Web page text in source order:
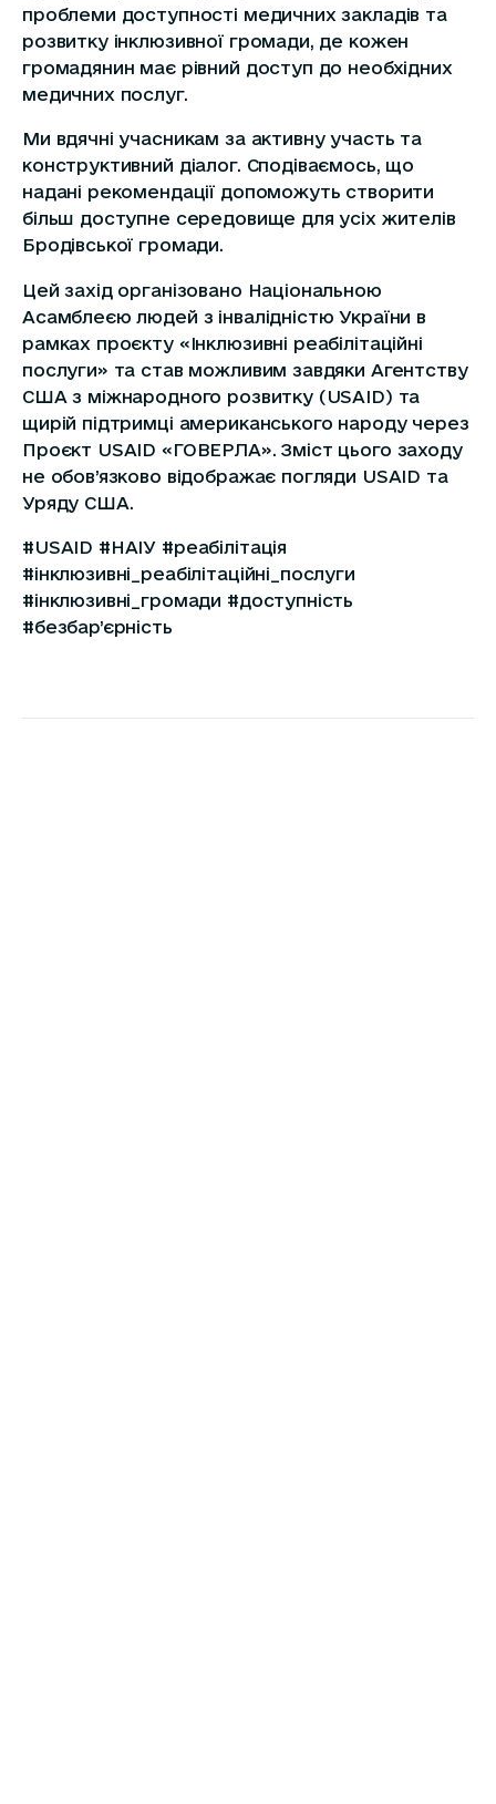
проблеми доступності медичних закладів та
розвитку інклюзивної громади, де кожен
громадянин має рівний доступ до необхідних
медичних послуг.
Ми вдячні учасникам за активну участь та
конструктивний діалог. Сподіваємось, що
надані рекомендації допоможуть створити
більш доступне середовище для усіх жителів
Бродівської громади.
Цей захід організовано Національною
Асамблеєю людей з інвалідністю України в
рамках проєкту «Інклюзивні реабілітаційні
послуги» та став можливим завдяки Агентству
США з міжнародного розвитку (USAID) та
щирій підтримці американського народу через
Проєкт USAID «ГОВЕРЛА». Зміст цього заходу
не обов’язково відображає погляди USAID та
Уряду США.
#USAID #НАІУ #реабілітація
#інклюзивні_реабілітаційні_послуги
#інклюзивні_громади #доступність
#безбар’єрність